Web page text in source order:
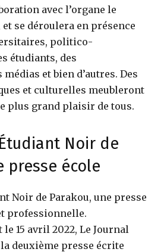
avec l’organe le
se déroulera en présence
politico-
étudiants, des
et bien d’autres. Des
et culturelles meubleront
plus grand plaisir de tous.
Noir de
presse école
Noir de Parakou, une presse
professionnelle.
15 avril 2022, Le Journal
deuxième presse écrite